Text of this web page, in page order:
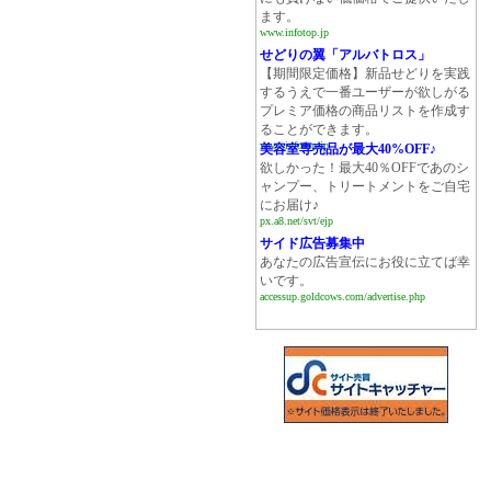
ます。
www.infotop.jp
せどりの翼「アルバトロス」
【期間限定価格】新品せどりを実践
するうえで一番ユーザーが欲しがる
プレミア価格の商品リストを作成す
ることができます。
www.infotop.jp
美容室専売品が最大40%OFF♪
欲しかった！最大40％OFFであのシ
ャンプー、トリートメントをご自宅
にお届け♪
px.a8.net/svt/ejp
サイド広告募集中
あなたの広告宣伝にお役に立てば幸
いです。
accessup.goldcows.com/advertise.php